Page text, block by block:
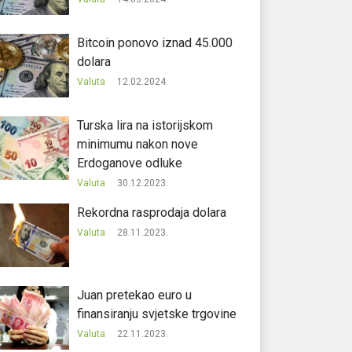
Bitcoin ponovo iznad 45.000
dolara
Valuta 12.02.2024.
Turska lira na istorijskom
minimumu nakon nove
Erdoganove odluke
Valuta 30.12.2023.
Rekordna rasprodaja dolara
Valuta 28.11.2023.
Juan pretekao euro u
finansiranju svjetske trgovine
Valuta 22.11.2023.